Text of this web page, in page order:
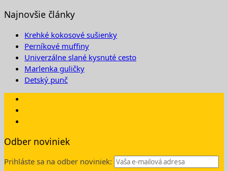
Najnovšie články
Krehké kokosové sušienky
Perníkové muffiny
Univerzálne slané kysnuté cesto
Marlenka guličky
Detský punč
Odber noviniek
Prihláste sa na odber noviniek: